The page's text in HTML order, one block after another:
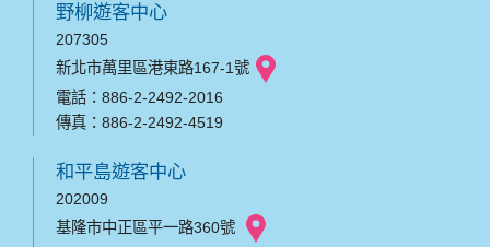
野柳遊客中心
207305
新北市萬里區港東路167-1號
電話：886-2-2492-2016
傳真：886-2-2492-4519
和平島遊客中心
202009
基隆市中正區平一路360號